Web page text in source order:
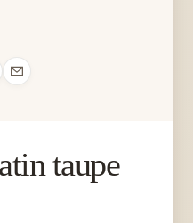
taupe